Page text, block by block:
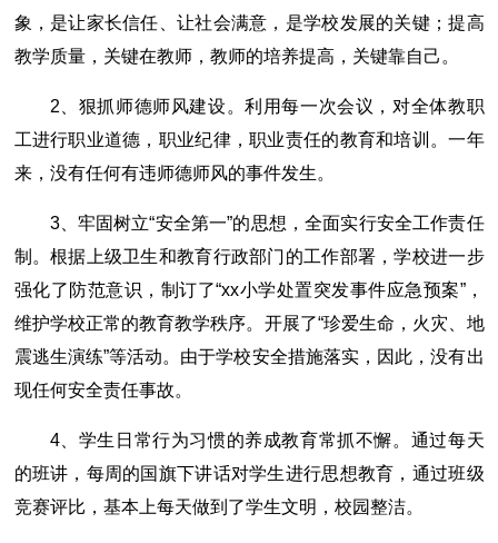
象，是让家长信任、让社会满意，是学校发展的关键；提高
教学质量，关键在教师，教师的培养提高，关键靠自己。
2、狠抓师德师风建设。利用每一次会议，对全体教职
工进行职业道德，职业纪律，职业责任的教育和培训。一年
来，没有任何有违师德师风的事件发生。
3、牢固树立“安全第一”的思想，全面实行安全工作责任
制。根据上级卫生和教育行政部门的工作部署，学校进一步
强化了防范意识，制订了“xx小学处置突发事件应急预案”，
维护学校正常的教育教学秩序。开展了“珍爱生命，火灾、地
震逃生演练”等活动。由于学校安全措施落实，因此，没有出
现任何安全责任事故。
4、学生日常行为习惯的养成教育常抓不懈。通过每天
的班讲，每周的国旗下讲话对学生进行思想教育，通过班级
竞赛评比，基本上每天做到了学生文明，校园整洁。